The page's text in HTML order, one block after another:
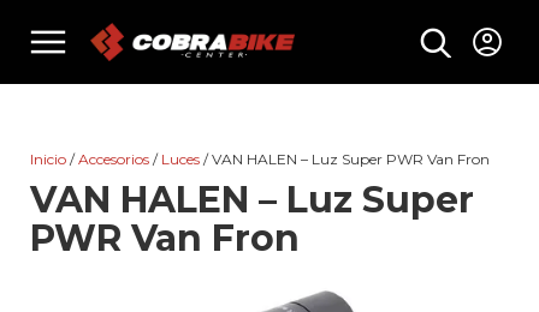
menu
Inicio /Accesorios / Luces / VAN HALEN – Luz Super PWR Van Fron
VAN HALEN – Luz Super
PWR Van Fron